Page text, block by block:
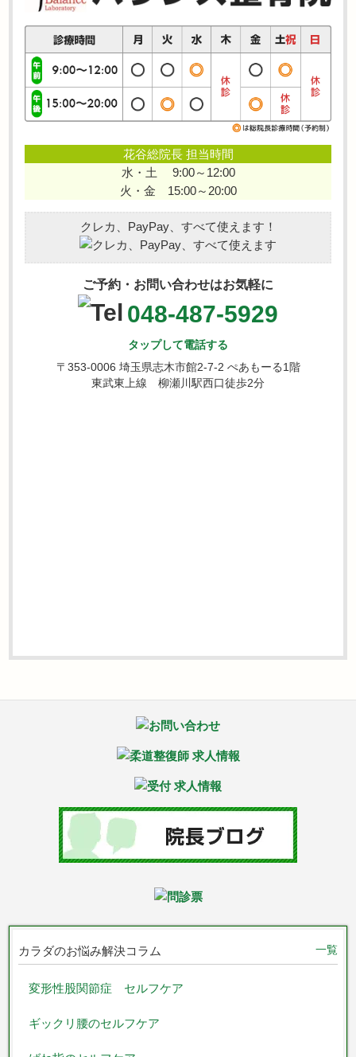
花谷総院長 担当時間
水・土 9:00～12:00
火・金 15:00～20:00
クレカ、PayPay、すべて使えます！
ご予約・お問い合わせはお気軽に
048-487-5929
タップして電話する
〒353-0006 埼玉県志木市館2-7-2 ぺあもーる1階
東武東上線 柳瀬川駅西口徒歩2分
カラダのお悩み解決コラム 一覧
変形性股関節症 セルフケア
ギックリ腰のセルフケア